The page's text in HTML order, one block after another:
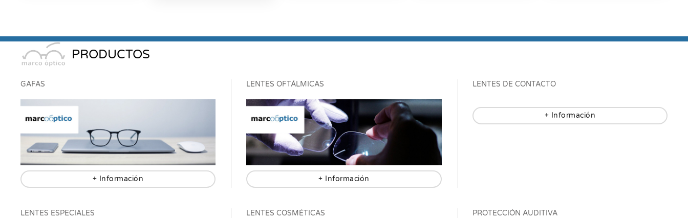
PRODUCTOS
GAFAS
+ Información
LENTES OFTÁLMICAS
+ Información
LENTES DE CONTACTO
+ Información
LENTES ESPECIALES LENTES COSMÉTICAS PROTECCIÓN AUDITIVA